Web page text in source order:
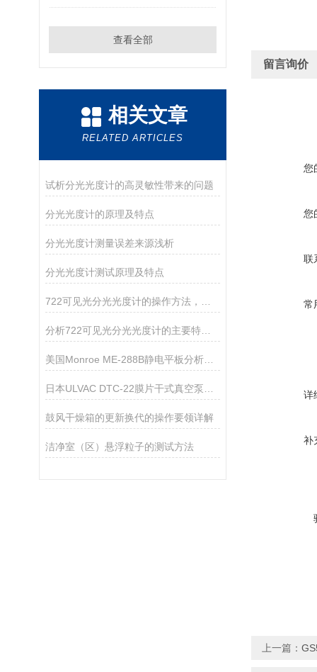
查看全部
相关文章
RELATED ARTICLES
试析分光光度计的高灵敏性带来的问题
分光光度计的原理及特点
分光光度计测量误差来源浅析
分光光度计测试原理及特点
分析722可见光分光光度计的主要特点和维护
美国Monroe ME-288B静电平板分析仪详细资料
鼓风干燥箱的更新换代的操作要领详解
洁净室（区）悬浮粒子的测试方法
留言询价
您
您
联
常
详
补
上一篇：